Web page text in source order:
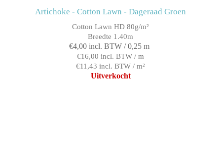
Artichoke - Cotton Lawn - Dageraad Groen
Cotton Lawn HD 80g/m²
Breedte 1.40m
€4,00 incl. BTW / 0,25 m
€16,00 incl. BTW / m
€11,43 incl. BTW / m²
Uitverkocht